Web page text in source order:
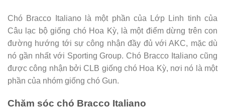
Chó Bracco Italiano là một phần của Lớp Linh tinh của
Câu lạc bộ giống chó Hoa Kỳ, là một điểm dừng trên con
đường hướng tới sự công nhận đầy đủ với AKC, mặc dù
nó gần nhất với Sporting Group. Chó Bracco Italiano cũng
được công nhận bởi CLB giống chó Hoa Kỳ, nơi nó là một
phần của nhóm giống chó Gun.
Chăm sóc chó Bracco Italiano